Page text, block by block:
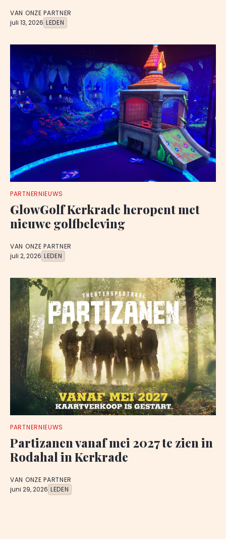
VAN ONZE PARTNER
juli 13, 2026 LEDEN
PARTNERNIEUWS
GlowGolf Kerkrade heropent met
nieuwe golfbeleving
VAN ONZE PARTNER
juli 2, 2026 LEDEN
PARTNERNIEUWS
Partizanen vanaf mei 2027 te zien in
Rodahal in Kerkrade
VAN ONZE PARTNER
juni 29, 2026 LEDEN